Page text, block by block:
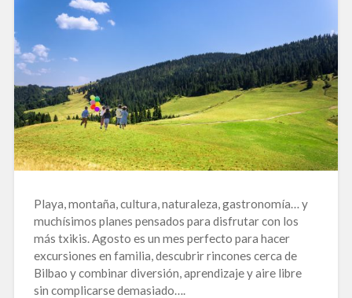
Playa, montaña, cultura, naturaleza, gastronomía… y
muchísimos planes pensados para disfrutar con los
más txikis. Agosto es un mes perfecto para hacer
excursiones en familia, descubrir rincones cerca de
Bilbao y combinar diversión, aprendizaje y aire libre
sin complicarse demasiado….